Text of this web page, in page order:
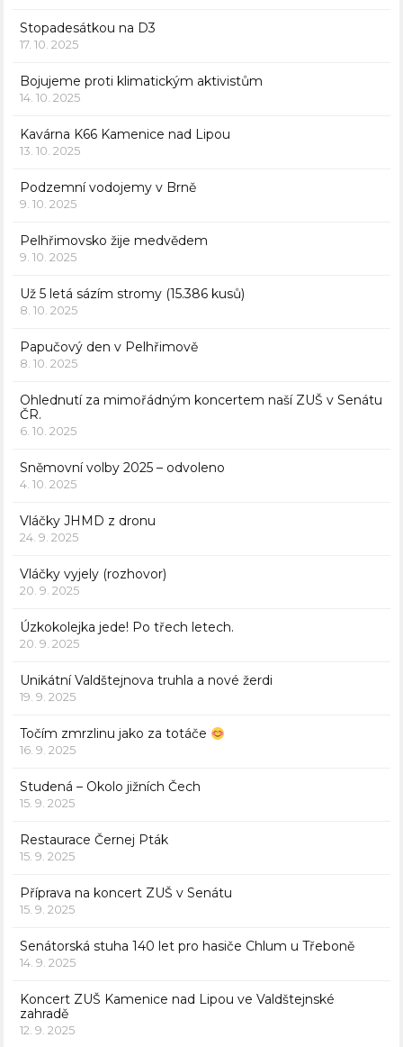
Stopadesátkou na D3
17. 10. 2025
Bojujeme proti klimatickým aktivistům
14. 10. 2025
Kavárna K66 Kamenice nad Lipou
13. 10. 2025
Podzemní vodojemy v Brně
9. 10. 2025
Pelhřimovsko žije medvědem
9. 10. 2025
Už 5 letá sázím stromy (15.386 kusů)
8. 10. 2025
Papučový den v Pelhřimově
8. 10. 2025
Ohlednutí za mimořádným koncertem naší ZUŠ v Senátu
ČR.
6. 10. 2025
Sněmovní volby 2025 – odvoleno
4. 10. 2025
Vláčky JHMD z dronu
24. 9. 2025
Vláčky vyjely (rozhovor)
20. 9. 2025
Úzkokolejka jede! Po třech letech.
20. 9. 2025
Unikátní Valdštejnova truhla a nové žerdi
19. 9. 2025
Točím zmrzlinu jako za totáče
16. 9. 2025
Studená – Okolo jižních Čech
15. 9. 2025
Restaurace Černej Pták
15. 9. 2025
Příprava na koncert ZUŠ v Senátu
15. 9. 2025
Senátorská stuha 140 let pro hasiče Chlum u Třeboně
14. 9. 2025
Koncert ZUŠ Kamenice nad Lipou ve Valdštejnské
zahradě
12. 9. 2025